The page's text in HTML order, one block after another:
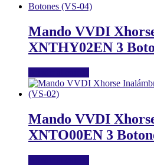
Mando VVDI
XNTHY02EN 3
Mando VVDI
XNTO00EN 3